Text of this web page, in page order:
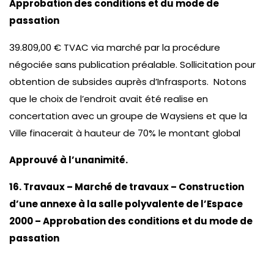
Approbation des conditions et du mode de
passation
39.809,00 € TVAC via marché par la procédure
négociée sans publication préalable. Sollicitation pour
obtention de subsides auprès d’Infrasports. Notons
que le choix de l’endroit avait été realise en
concertation avec un groupe de Waysiens et que la
Ville finacerait à hauteur de 70% le montant global
Approuvé à l’unanimité.
16. Travaux – Marché de travaux – Construction
d’une annexe à la salle polyvalente de l’Espace
2000 – Approbation des conditions et du mode de
passation